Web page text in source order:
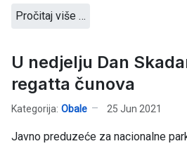
Pročitaj više …
U nedjelju Dan
regatta čunova
Kategorija: Obale 25 Jun 2021
Javno preduzeće za nacionalne